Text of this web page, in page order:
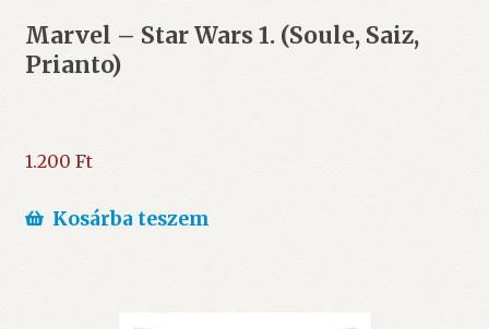
Marvel – Star Wars 1. (Soule, Saiz,
Prianto)
1.200 Ft
Kosárba teszem